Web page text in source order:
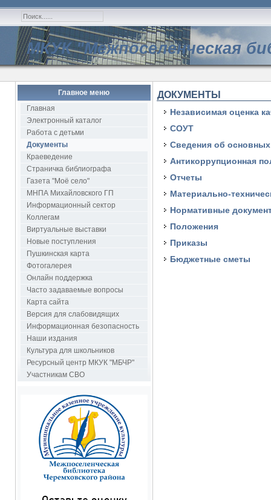
МКУК "Межпоселенческая
Главное меню
Главная
Электронный каталог
Работа с детьми
Документы
Краеведение
Страничка библиографа
Газета "Моё село"
МНПА Михайловского ГП
Информационный сектор
Коллегам
Виртуальные выставки
Новые поступления
Пушкинская карта
Фотогалерея
Онлайн поддержка
Часто задаваемые вопросы
Карта сайта
Версия для слабовидящих
Информационная безопасность
Наши издания
Культура для школьников
Ресурсный центр МКУК "МБЧР"
Участникам СВО
ДОКУМЕНТЫ
Независимая оценка
СОУТ
Сведения об
Антикоррупционная
Отчеты
Материально-
Нормативные
Положения
Приказы
Бюджетные сметы